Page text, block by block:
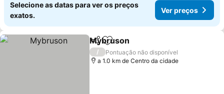
Selecione as datas para ver os preços
exatos.
Ver preços
PartilharAdicionar aos favoritos
Mybruson
/
Pontuação não disponível
a 1.0 km de Centro da cidade